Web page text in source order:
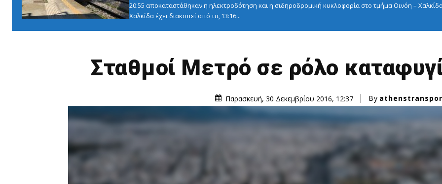
20:55 αποκαταστάθηκαν η ηλεκτροδότηση και η σιδηροδρομική κυκλοφορία στο τμήμα Οινόη –
Χαλκίδα έχει διακοπεί από τις 13:16...
Σταθμοί Μετρό σε ρόλο
Παρασκευή, 30 Δεκεμβρίου 2016, 12:37 By